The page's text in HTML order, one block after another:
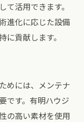
活用できます。
進化に応じた設備
貢献します。
めには、メンテナ
です。有明ハウジ
の高い素材を使用